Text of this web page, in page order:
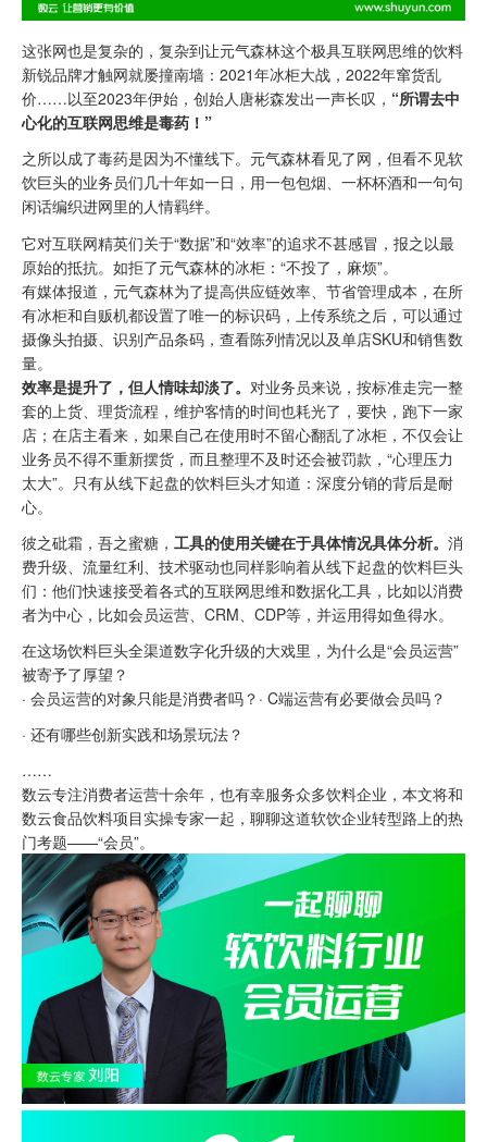
这张网也是复杂的，复杂到让元气森林这个极具互联网思维的饮料
新锐品牌才触网就屡撞南墙：2021年冰柜大战，2022年窜货乱
价……以至2023年伊始，创始人唐彬森发出一声长叹， “所谓去中
心化的互联网思维是毒药！”
之所以成了毒药是因为不懂线下。元气森林看见了网，但看不见软
饮巨头的业务员们几十年如一日，用一包包烟、一杯杯酒和一句句
闲话编织进网里的人情羁绊。
它对互联网精英们关于“数据”和“效率”的追求不甚感冒，报之以最
原始的抵抗。如拒了元气森林的冰柜：“不投了，麻烦”。
有媒体报道，元气森林为了提高供应链效率、节省管理成本，在所
有冰柜和自贩机都设置了唯一的标识码，上传系统之后，可以通过
摄像头拍摄、识别产品条码，查看陈列情况以及单店SKU和销售数
量。
效率是提升了，但人情味却淡了。 对业务员来说，按标准走完一整
套的上货、理货流程，维护客情的时间也耗光了，要快，跑下一家
店；在店主看来，如果自己在使用时不留心翻乱了冰柜，不仅会让
业务员不得不重新摆货，而且整理不及时还会被罚款，“心理压力
太大”。只有从线下起盘的饮料巨头才知道：深度分销的背后是耐
心。
彼之砒霜，吾之蜜糖， 工具的使用关键在于具体情况具体分析。 消
费升级、流量红利、技术驱动也同样影响着从线下起盘的饮料巨头
们：他们快速接受着各式的互联网思维和数据化工具，比如以消费
者为中心，比如会员运营、CRM、CDP等，并运用得如鱼得水。
在这场饮料巨头全渠道数字化升级的大戏里，为什么是“会员运营”
被寄予了厚望？
· 会员运营的对象只能是消费者吗？· C端运营有必要做会员吗？
· 还有哪些创新实践和场景玩法？
……
数云专注消费者运营十余年，也有幸服务众多饮料企业，本文将和
数云食品饮料项目实操专家一起，聊聊这道软饮企业转型路上的热
门考题——“会员”。